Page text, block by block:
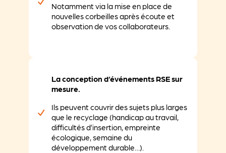
Notamment via la mise en place de
nouvelles corbeilles après écoute et
observation de vos collaborateurs.
La conception d’événements RSE sur
mesure.
Ils peuvent couvrir des sujets plus larges
que le recyclage (handicap au travail,
difficultés d’insertion, empreinte
écologique, semaine du
développement durable…).